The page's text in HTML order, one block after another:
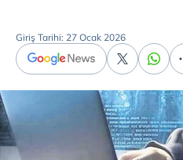
Giriş Tarihi: 27 Ocak 2026